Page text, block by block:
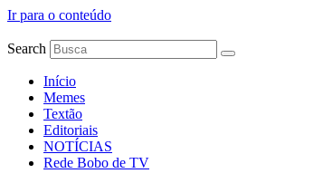
Ir para o conteúdo
Search
Início
Memes
Textão
Editoriais
NOTÍCIAS
Rede Bobo de TV